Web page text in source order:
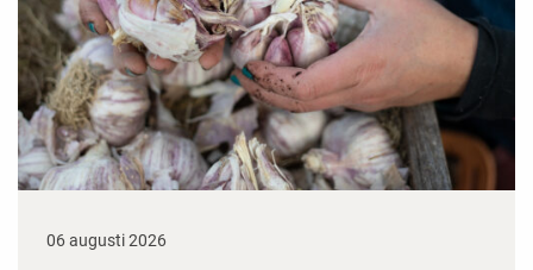
06 augusti 2026